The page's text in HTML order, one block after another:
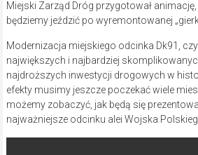
Miejski Zarząd Dróg przygotował
będziemy jeździć po wyremontowanej
Modernizacja miejskiego odcinka Dk91,
największych i najbardziej
najdroższych inwestycji drogowych w
efekty musimy jeszcze poczekać wiele
możemy zobaczyć, jak będą się
najważniejsze odcinku alei Wojska